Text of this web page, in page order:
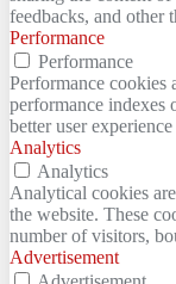
feedbacks, and other
Performance
Performance
Performance cookies
performance indexes
better user
Analytics
Analytics
Analytical cookies
the website. These
number of visitors,
Advertisement